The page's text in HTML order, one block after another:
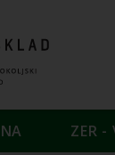
ZER -